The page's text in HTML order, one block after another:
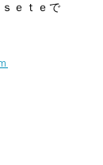
ｅｔｅで